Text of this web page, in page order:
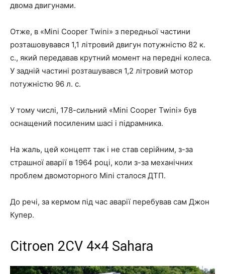
двома двигунами.
Отже, в «Mini Cooper Twini» з передньої частини
розташовувався 1,1 літровий двигун потужністю 82 к.
с., який передавав крутний момент на передні колеса.
У задній частині розташувався 1,2 літровий мотор
потужністю 96 л. с.
У тому числі, 178-сильний «Mini Cooper Twini» був
оснащений посиленим шасі і підрамника.
На жаль, цей концепт так і не став серійним, з-за
страшної аварії в 1964 році, коли з-за механічних
проблем двомоторного Mini сталося ДТП.
До речі, за кермом під час аварії перебував сам Джон
Купер.
Citroen 2CV 4×4 Sahara